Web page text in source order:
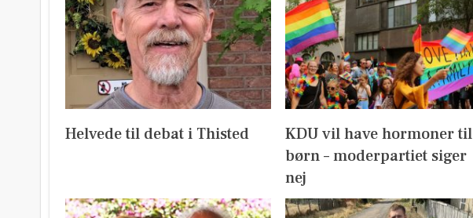
Helvede til debat i Thisted
KDU vil have hormoner til
børn – moderpartiet siger
nej